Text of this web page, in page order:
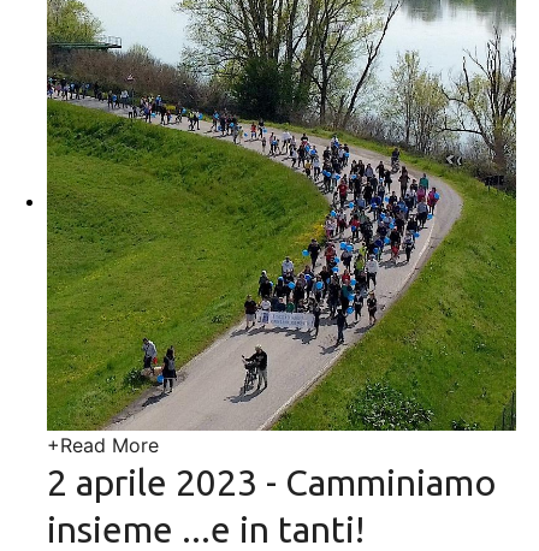
+Read More
2 aprile 2023 - Camminiamo
insieme ...e in tanti!